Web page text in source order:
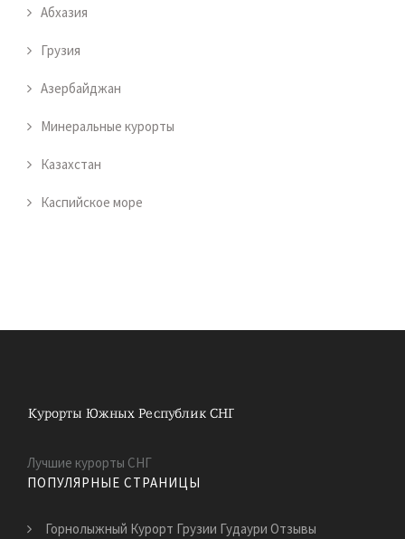
Абхазия
Грузия
Азербайджан
Минеральные курорты
Казахстан
Каспийское море
Лучшие курорты СНГ
ПОПУЛЯРНЫЕ СТРАНИЦЫ
Горнолыжный Курорт Грузии Гудаури Отзывы